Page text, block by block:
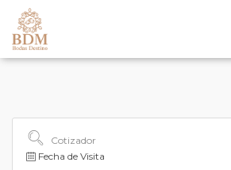
Cotizador
Fecha de Visita